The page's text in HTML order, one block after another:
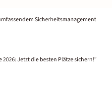
Sicherheitsmanagement
Jetzt die besten Plätze sichern!"